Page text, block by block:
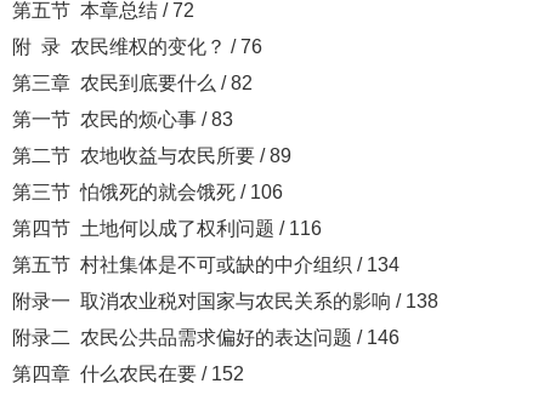
第五节 本章总结 / 72
附 录 农民维权的变化？ / 76
第三章 农民到底要什么 / 82
第一节 农民的烦心事 / 83
第二节 农地收益与农民所要 / 89
第三节 怕饿死的就会饿死 / 106
第四节 土地何以成了权利问题 / 116
第五节 村社集体是不可或缺的中介组织 / 134
附录一 取消农业税对国家与农民关系的影响 / 138
附录二 农民公共品需求偏好的表达问题 / 146
第四章 什么农民在要 / 152